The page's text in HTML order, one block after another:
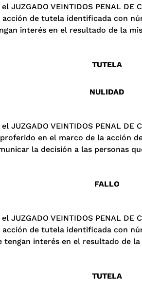
JUZGADO VEINTIDOS PENAL
de tutela identificada con
interés en el resultado de la
TUTELA
NULIDAD
JUZGADO VEINTIDOS PENAL DE
en el marco de la acción
la decisión a las personas
FALLO
JUZGADO VEINTIDOS PENAL
de tutela identificada con
tengan interés en el resultado de
TUTELA